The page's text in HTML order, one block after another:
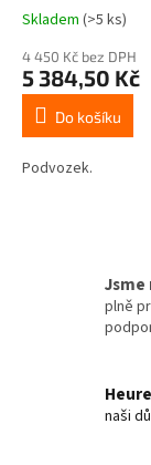
Skladem (>5 ks)
4 450 Kč bez DPH
5 384,50 Kč
Do košíku
Podvozek.
Jsme
plně
naši